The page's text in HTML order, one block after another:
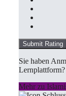
Submit Rating
Sie haben
Mehr zu